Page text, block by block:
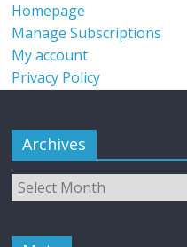
Homepage
Manage Subscriptions
My account
Privacy Policy
Archives